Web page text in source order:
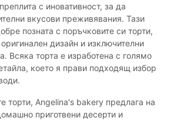
с иновативност, за да
вкусови преживявания. Тази
позната с поръчковите си торти,
дизайн и изключителни
Всяка торта е изработена с голямо
което я прави подходящ избор
торти, Angelina's bakery предлага на
приготвени десерти и